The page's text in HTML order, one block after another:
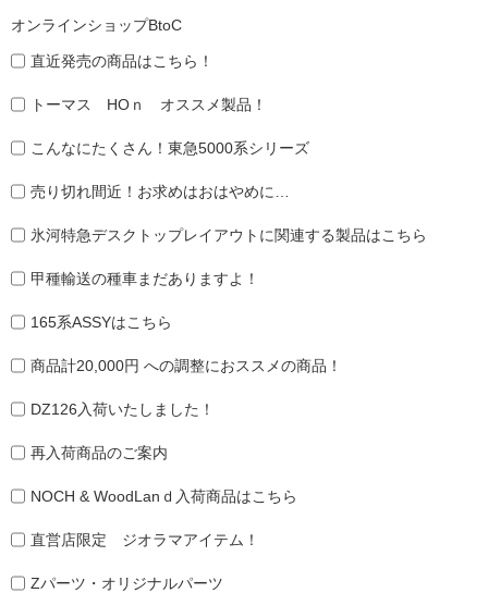
オンラインショップBtoC
直近発売の商品はこちら！
トーマス HOｎ オススメ製品！
こんなにたくさん！東急5000系シリーズ
売り切れ間近！お求めはおはやめに…
氷河特急デスクトップレイアウトに関連する製品はこちら
甲種輸送の種車まだありますよ！
165系ASSYはこちら
商品計20,000円 への調整におススメの商品！
DZ126入荷いたしました！
再入荷商品のご案内
NOCH & WoodLanｄ入荷商品はこちら
直営店限定 ジオラマアイテム！
Zパーツ・オリジナルパーツ